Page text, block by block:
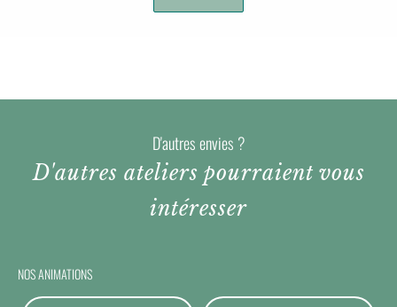
D'autres envies ?
D'autres ateliers pourraient vous
intéresser
NOS ANIMATIONS